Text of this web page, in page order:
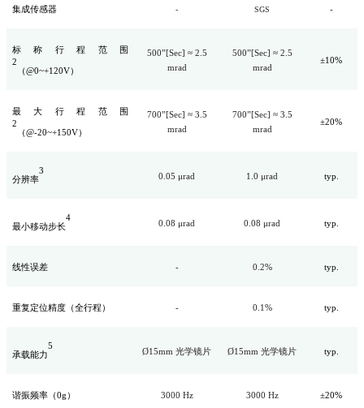
集成传感器 - SGS -
标称行程范围
2
（@0~+120V）
500”[Sec] ≈ 2.5
mrad
500”[Sec] ≈ 2.5
mrad
±10%
最大行程范围
2
（@-20~+150V）
700”[Sec] ≈ 3.5
mrad
700”[Sec] ≈ 3.5
mrad
±20%
分辨率
3
0.05 μrad 1.0 μrad typ.
最小移动步长
4
0.08 μrad 0.08 μrad typ.
线性误差 - 0.2% typ.
重复定位精度（全行程） - 0.1% typ.
承载能力
5
Ø15mm 光学镜片 Ø15mm 光学镜片 typ.
谐振频率（0g） 3000 Hz 3000 Hz ±20%